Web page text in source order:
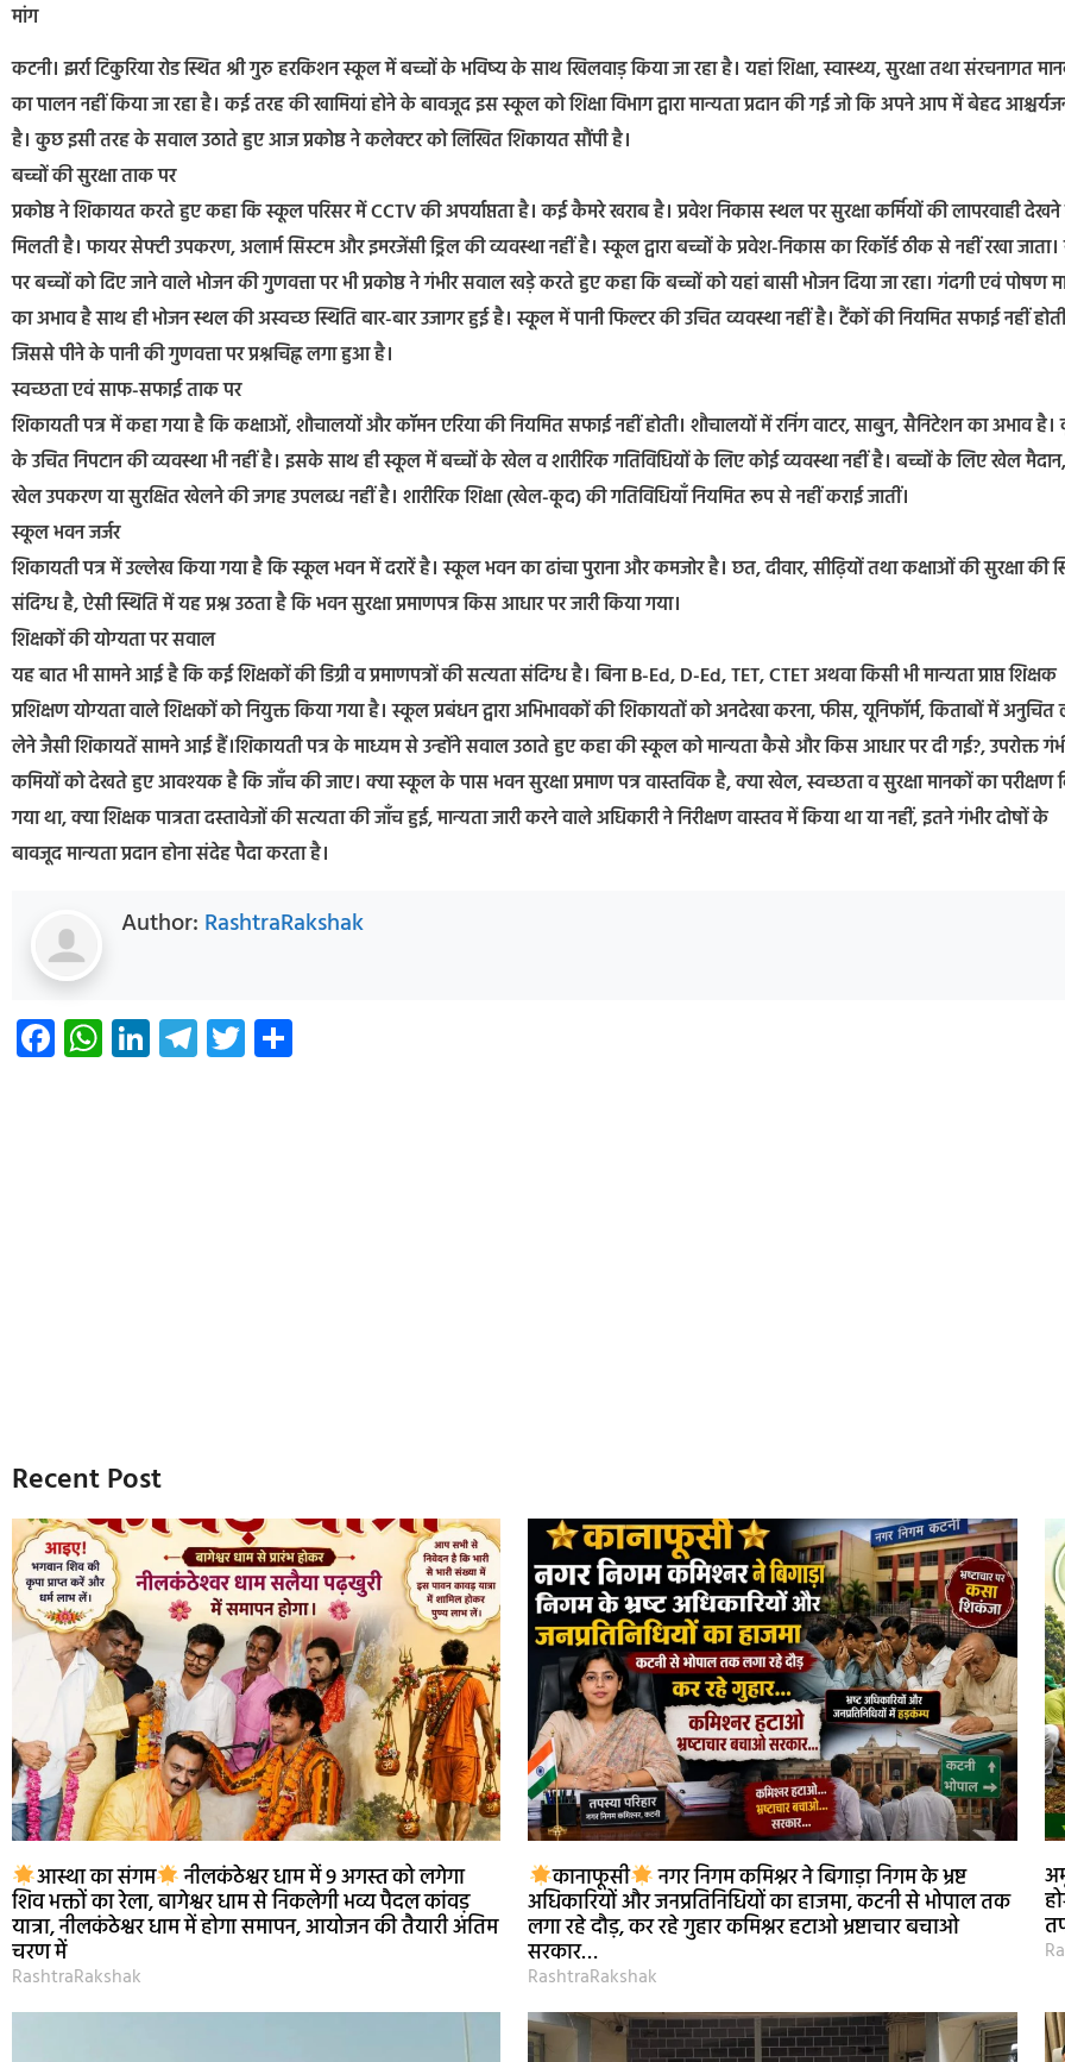
मांग
कटनी। झर्रा टिकुरिया रोड स्थित श्री गुरु हरकिशन स्कूल में बच्चों के भविष्य के साथ खिलवाड़ किया जा रहा है। यहां शिक्षा, स्वास्थ्य, सुरक्षा तथा संरचनागत
का पालन नहीं किया जा रहा है। कई तरह की खामियां होने के बावजूद इस स्कूल को शिक्षा विभाग द्वारा मान्यता प्रदान की गई जो कि अपने आप में बेहद
है। कुछ इसी तरह के सवाल उठाते हुए आज प्रकोष्ठ ने कलेक्टर को लिखित शिकायत सौंपी है।
बच्चों की सुरक्षा ताक पर
प्रकोष्ठ ने शिकायत करते हुए कहा कि स्कूल परिसर में CCTV की अपर्याप्तता है। कई कैमरे खराब है। प्रवेश निकास स्थल पर सुरक्षा कर्मियों की लापरवाही
मिलती है। फायर सेफ्टी उपकरण, अलार्म सिस्टम और इमरजेंसी ड्रिल की व्यवस्था नहीं है। स्कूल द्वारा बच्चों के प्रवेश-निकास का रिकॉर्ड ठीक से नहीं रखा जाता।
पर बच्चों को दिए जाने वाले भोजन की गुणवत्ता पर भी प्रकोष्ठ ने गंभीर सवाल खड़े करते हुए कहा कि बच्चों को यहां बासी भोजन दिया जा रहा। गंदगी एवं पोषण
का अभाव है साथ ही भोजन स्थल की अस्वच्छ स्थिति बार-बार उजागर हुई है। स्कूल में पानी फिल्टर की उचित व्यवस्था नहीं है। टैंकों की नियमित सफाई नहीं होती
जिससे पीने के पानी की गुणवत्ता पर प्रश्नचिह्न लगा हुआ है।
स्वच्छता एवं साफ-सफाई ताक पर
शिकायती पत्र में कहा गया है कि कक्षाओं, शौचालयों और कॉमन एरिया की नियमित सफाई नहीं होती। शौचालयों में रनिंग वाटर, साबुन, सैनिटेशन का अभाव
के उचित निपटान की व्यवस्था भी नहीं है। इसके साथ ही स्कूल में बच्चों के खेल व शारीरिक गतिविधियों के लिए कोई व्यवस्था नहीं है। बच्चों के लिए खेल मैदान,
खेल उपकरण या सुरक्षित खेलने की जगह उपलब्ध नहीं है। शारीरिक शिक्षा (खेल-कूद) की गतिविधियाँ नियमित रूप से नहीं कराई जातीं।
स्कूल भवन जर्जर
शिकायती पत्र में उल्लेख किया गया है कि स्कूल भवन में दरारें है। स्कूल भवन का ढांचा पुराना और कमजोर है। छत, दीवार, सीढ़ियों तथा कक्षाओं की सुरक्षा की
संदिग्ध है, ऐसी स्थिति में यह प्रश्न उठता है कि भवन सुरक्षा प्रमाणपत्र किस आधार पर जारी किया गया।
शिक्षकों की योग्यता पर सवाल
यह बात भी सामने आई है कि कई शिक्षकों की डिग्री व प्रमाणपत्रों की सत्यता संदिग्ध है। बिना B-Ed, D-Ed, TET, CTET अथवा किसी भी मान्यता प्राप्त शिक्षक
प्रशिक्षण योग्यता वाले शिक्षकों को नियुक्त किया गया है। स्कूल प्रबंधन द्वारा अभिभावकों की शिकायतों को अनदेखा करना, फीस, यूनिफॉर्म, किताबों में अनुचित
लेने जैसी शिकायतें सामने आई हैं।शिकायती पत्र के माध्यम से उन्होंने सवाल उठाते हुए कहा की स्कूल को मान्यता कैसे और किस आधार पर दी गई?, उपरोक्त
कमियों को देखते हुए आवश्यक है कि जाँच की जाए। क्या स्कूल के पास भवन सुरक्षा प्रमाण पत्र वास्तविक है, क्या खेल, स्वच्छता व सुरक्षा मानकों का परीक्षण
गया था, क्या शिक्षक पात्रता दस्तावेजों की सत्यता की जाँच हुई, मान्यता जारी करने वाले अधिकारी ने निरीक्षण वास्तव में किया था या नहीं, इतने गंभीर दोषों के
बावजूद मान्यता प्रदान होना संदेह पैदा करता है।
Author: RashtraRakshak
Facebook
WhatsApp
LinkedIn
Telegram
Twitter
Recent Post
आस्था का संगम नीलकंठेश्वर धाम में 9 अगस्त को लगेगा
शिव भक्तों का रेला, बागेश्वर धाम से निकलेगी भव्य पैदल कांवड़
यात्रा, नीलकंठेश्वर धाम में होगा समापन, आयोजन की तैयारी अंतिम
चरण में
RashtraRakshak
कानाफूसी नगर निगम कमिश्नर ने बिगाड़ा निगम के भ्रष्ट
अधिकारियों और जनप्रतिनिधियों का हाजमा, कटनी से भोपाल तक
लगा रहे दौड़, कर रहे गुहार कमिश्नर हटाओ भ्रष्टाचार बचाओ
सरकार…
RashtraRakshak